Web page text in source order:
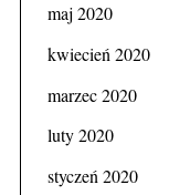
maj 2020
kwiecień 2020
marzec 2020
luty 2020
styczeń 2020